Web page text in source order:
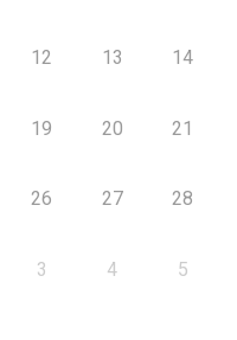
12 13 14
19 20 21
26 27 28
3 4 5